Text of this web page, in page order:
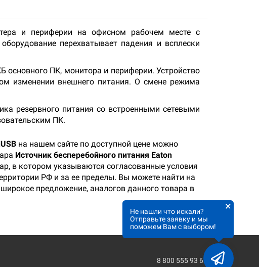
и периферии на офисном рабочем месте с
перехватывает падения и всплески
основного ПК, монитора и периферии. Устройство
изменении внешнего питания. О смене режима
резервного питания со встроенными сетевыми
ПК.
на нашем сайте по доступной цене можно
Источник бесперебойного питания Eaton
в котором указываются согласованные условия
РФ и за ее пределы. Вы можете найти на
предложение, аналогов данного товара в
8 800 555 93 62
Не нашли что искали?
Отправьте заявку и мы
поможем Вам с выбором!
×